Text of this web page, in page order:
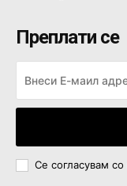
Преплати се
Се согласувам со